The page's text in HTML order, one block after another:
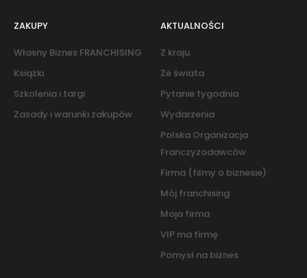
ZAKUPY
Własny Biznes FRANCHISING
Książki
Szkolenia i targi
Zasady i warunki zakupów
AKTUALNOŚCI
Z kraju
Ze świata
Pytanie tygodnia
Wydarzenia
Polska Organizacja
Franczyzodawców
Firma (filmy o biznesie)
Mój franchising
Moja firma
VIP ma firmę
Pomysł na biznes